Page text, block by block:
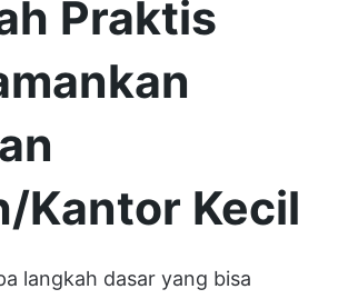
Praktis
Kantor Kecil
langkah dasar yang bisa